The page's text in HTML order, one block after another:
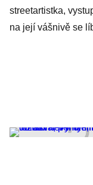
streetartistka,
na její vášnivě se